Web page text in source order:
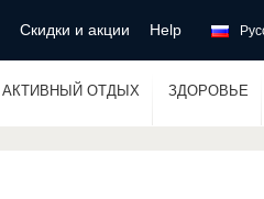
Скидки и акции Help
АКТИВНЫЙ ОТДЫХ ЗДОРОВЬЕ